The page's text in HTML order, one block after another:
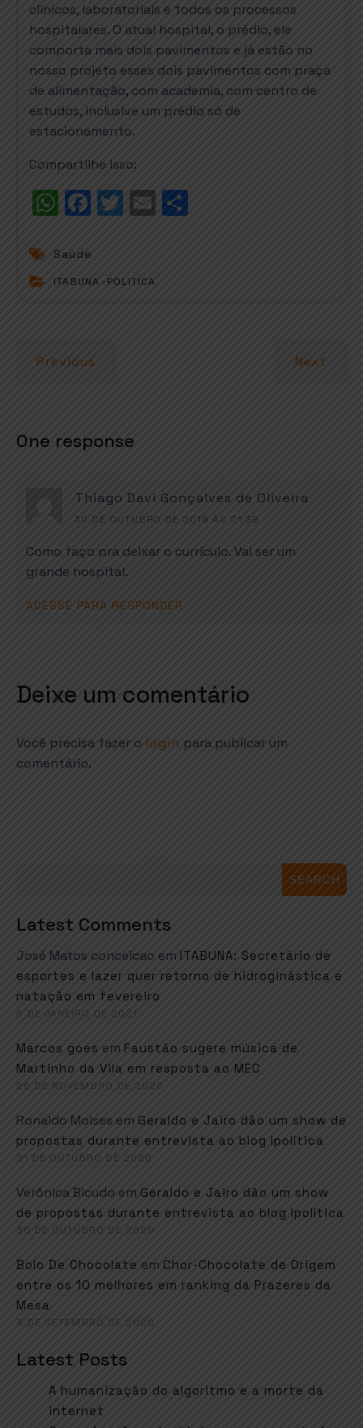
clínicos, laboratoriais e todos os processos
hospitalares. O atual hospital, o prédio, ele
comporta mais dois pavimentos e já estão no
nosso projeto esses dois pavimentos com praça
de alimentação, com academia, com centro de
estudos, inclusive um prédio só de
estacionamento.
Compartilhe isso:
W
h
a
t
p
F
a
e
o
T
w
t
E
m
Saúde
ITABUNA -POLÍTICA
Previous Next
One response
Thiago Davi Gonçalves de Oliveira
30 DE OUTUBRO DE 2019 ÀS 21:39
Como faço pra deixar o currículo. Vai ser um
grande hospital.
ACESSE PARA RESPONDER
Deixe um comentário
Você precisa fazer o login para publicar um
comentário.
SEARCH
Latest Comments
José Matos conceicao em ITABUNA: Secretário de
esportes e lazer quer retorno de hidroginástica e
natação em fevereiro
6 DE JANEIRO DE 2021
Marcos goes em Faustão sugere música de
Martinho da Vila em resposta ao MEC
26 DE NOVEMBRO DE 2020
Ronaldo Moises em Geraldo e Jairo dão um show de
propostas durante entrevista ao blog Ipolítica
31 DE OUTUBRO DE 2020
Verônica Bicudo em Geraldo e Jairo dão um show
de propostas durante entrevista ao blog Ipolítica
30 DE OUTUBRO DE 2020
Bolo De Chocolate em Chor-Chocolate de Origem
entre os 10 melhores em ranking da Prazeres da
Mesa
3 DE SETEMBRO DE 2020
Latest Posts
A humanização do algoritmo e a morte da
internet